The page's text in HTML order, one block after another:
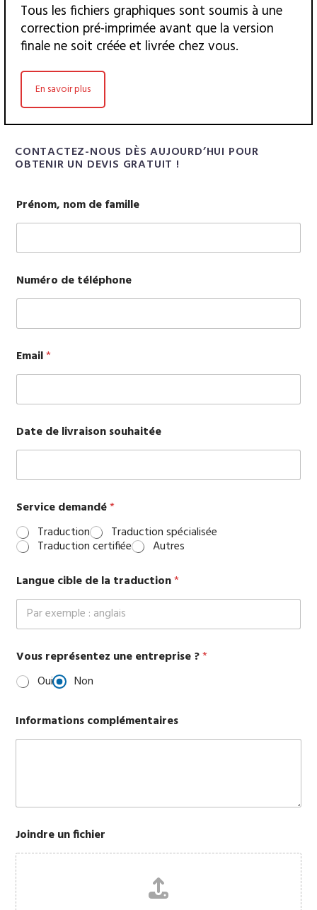
Tous les fichiers graphiques sont soumis à une
correction pré-imprimée avant que la version
finale ne soit créée et livrée chez vous.
En savoir plus
CONTACTEZ-NOUS DÈS AUJOURD’HUI POUR
OBTENIR UN DEVIS GRATUIT !
n
f
r
a
t
i
n
d
n
é
*
Prénom, nom de famille
Numéro de téléphone
Email*
Date de livraison souhaitée
Service demandé*
Traduction
Traduction spécialisée
Traduction certifiée
Autres
Langue cible de la traduction*
Vous représentez une entreprise ?*
Oui
Non
Informations complémentaires
Joindre un fichier